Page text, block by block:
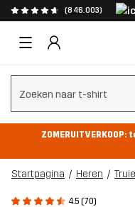
(846.003)
Zoeken wissen
Startpagina Heren
4.5 (70)